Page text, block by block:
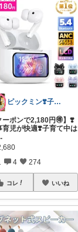
ピックミン❣️子育てパパママ応援グッズ
ーポンで2,180円🉐】❣️
育児が快適❣️子育て中は
4 274
コレ いいね